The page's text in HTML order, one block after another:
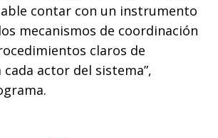
contar con un instrumento
mecanismos de coordinación
claros de
actor del sistema”,